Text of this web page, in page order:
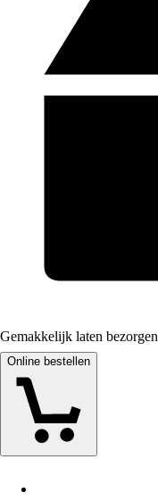
Gemakkelijk laten bezorgen
Online bestellen